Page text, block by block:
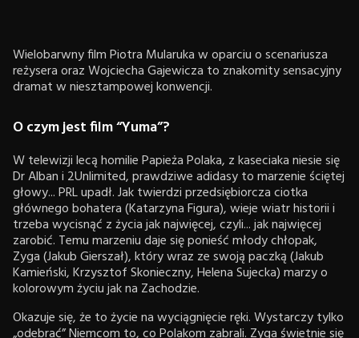
Wielobarwny film Piotra Mularuka w oparciu o scenariusza
reżysera oraz Wojciecha Gajewicza to znakomity sensacyjny
dramat w niesztampowej konwencji.
O czym jest film “Yuma”?
W telewizji lecą homilie Papieża Polaka, z kaseciaka niesie się
Dr Alban i 2Unlimited, prawdziwe adidasy to marzenie ściętej
głowy... PRL upadł. Jak twierdzi przedsiębiorcza ciotka
głównego bohatera (Katarzyna Figura), wieje wiatr historii i
trzeba wycisnąć z życia jak najwięcej, czyli... jak najwięcej
zarobić. Temu marzeniu daje się ponieść młody chłopak,
Zyga (Jakub Gierszał), który wraz ze swoją paczką (Jakub
Kamieński, Krzysztof Skonieczny, Helena Sujecka) marzy o
kolorowym życiu jak na Zachodzie.
Okazuje się, że to życie na wyciągnięcie ręki. Wystarczy tylko